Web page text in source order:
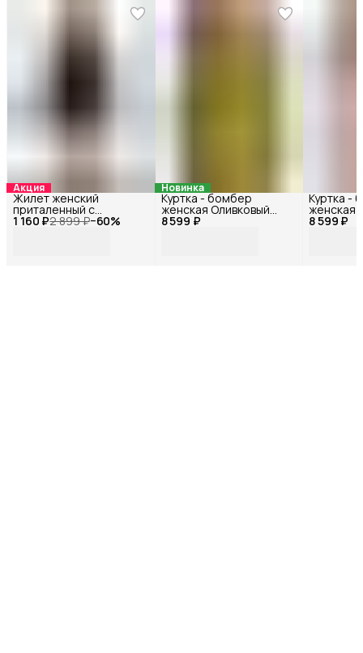
Акция
1 160 ₽2 899 ₽−60%
Жилет женский
приталенный с
открытой спиной
Новинка
8 599 ₽
Куртка - бомбер
женская Оливковый
72115БФ_42 8 599 ₽
Куртка -
женская